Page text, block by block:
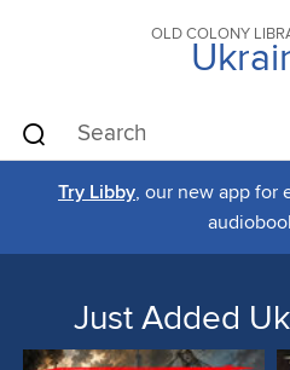
OLD COLONY
Try Libby, our new app for
Just Added